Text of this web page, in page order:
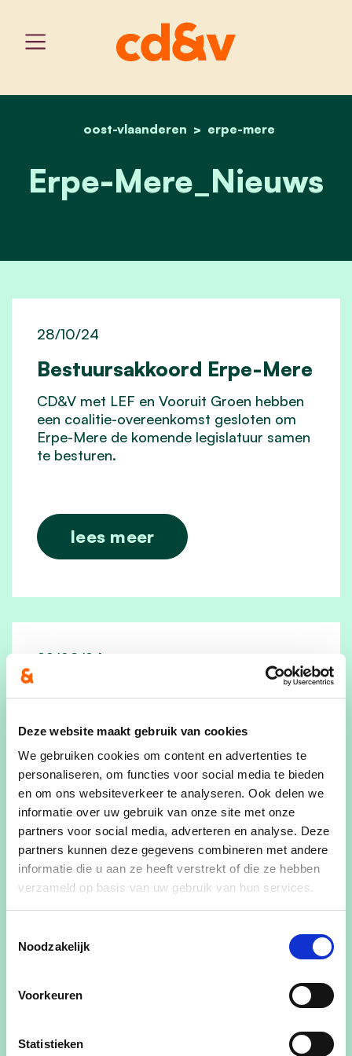
Deze website maakt gebruik van cookies
We gebruiken cookies om content en advertenties te
personaliseren, om functies voor social media te bieden
en om ons websiteverkeer te analyseren. Ook delen we
informatie over uw gebruik van onze site met onze
partners voor social media, adverteren en analyse. Deze
partners kunnen deze gegevens combineren met andere
informatie die u aan ze heeft verstrekt of die ze hebben
verzameld op basis van uw gebruik van hun services.
Noodzakelijk
Voorkeuren
Statistieken
home
oost-vlaanderen erpe-mere
erpe-mere_nieuws
Erpe-Mere_Nieuws
Bestuursakkoord Erpe-Mere
28/10/24
CD&V met LEF en Vooruit Groen hebben
een coalitie-overeenkomst gesloten om
Erpe-Mere de komende legislatuur samen
te besturen.
lees meer
In Erpe-Mere trekt CD&V
22/08/24
gemeenteraadsverkiezingen op 13 oktober
trekt CD&V met LEF naar de kiezer. Beide
partijen hebben een uitgesproken
gelijklopende mening over het waarom
van hun samenwerking én de wijze waarop
ze beleid willen voeren in Erpe-Mere. Ze
steken hun ambitie niet onder stoelen of
banken. CD&V wil met LEF een
bestuursploeg vormen die op basis van
inwoners van Erpe-Mere aanspreekt, een
kwaliteitsvolle dienstverlening hoog in het
een warm hart toedraagt.
moet bewaard blijven. We gaan voor